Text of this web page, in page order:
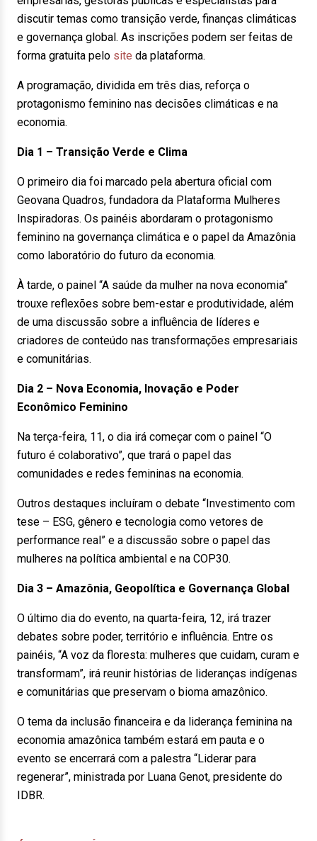
discutir temas como transição verde, finanças climáticas
e governança global. As inscrições podem ser feitas de
forma gratuita pelo site da plataforma.
A programação, dividida em três dias, reforça o
protagonismo feminino nas decisões climáticas e na
economia.
Dia 1 – Transição Verde e Clima
O primeiro dia foi marcado pela abertura oficial com
Geovana Quadros, fundadora da Plataforma Mulheres
Inspiradoras. Os painéis abordaram o protagonismo
feminino na governança climática e o papel da Amazônia
como laboratório do futuro da economia.
À tarde, o painel “A saúde da mulher na nova economia”
trouxe reflexões sobre bem-estar e produtividade, além
de uma discussão sobre a influência de líderes e
criadores de conteúdo nas transformações empresariais
e comunitárias.
Dia 2 – Nova Economia, Inovação e Poder
Econômico Feminino
Na terça-feira, 11, o dia irá começar com o painel “O
futuro é colaborativo”, que trará o papel das
comunidades e redes femininas na economia.
Outros destaques incluíram o debate “Investimento com
tese – ESG, gênero e tecnologia como vetores de
performance real” e a discussão sobre o papel das
mulheres na política ambiental e na COP30.
Dia 3 – Amazônia, Geopolítica e Governança Global
O último dia do evento, na quarta-feira, 12, irá trazer
debates sobre poder, território e influência. Entre os
painéis, “A voz da floresta: mulheres que cuidam, curam e
transformam”, irá reunir histórias de lideranças indígenas
e comunitárias que preservam o bioma amazônico.
O tema da inclusão financeira e da liderança feminina na
economia amazônica também estará em pauta e o
evento se encerrará com a palestra “Liderar para
regenerar”, ministrada por Luana Genot, presidente do
IDBR.